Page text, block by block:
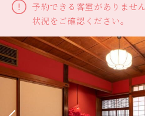
予約できる客室がありませ
状況をご確認ください。